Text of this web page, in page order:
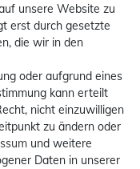
unsere Website zu
erst durch gesetzte
die wir in den
oder aufgrund eines
kann erteilt
nicht einzuwilligen
zu ändern oder
und weitere
Daten in unserer